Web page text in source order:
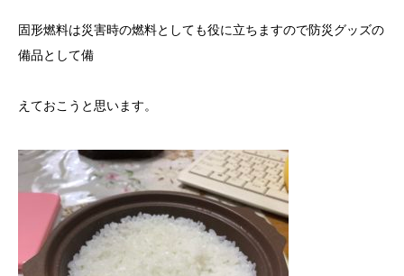
固形燃料は災害時の燃料としても役に立ちますので防災グッズの
備品として備
えておこうと思います。